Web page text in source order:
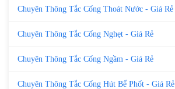
Chuyên Thông Tắc Cống Thoát Nước - Giá Rẻ
Chuyên Thông Tắc Cống Nghẹt - Giá Rẻ
Chuyên Thông Tắc Cống Ngầm - Giá Rẻ
Chuyên Thông Tắc Cống Hút Bể Phốt - Giá Rẻ